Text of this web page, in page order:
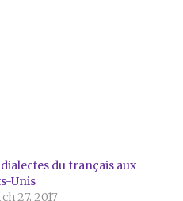
dialectes du français aux
Unis
27, 2017